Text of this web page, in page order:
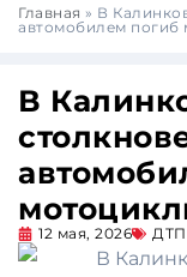
Главная » В
автомобилем погиб
В
12 мая, 2026 ДТП